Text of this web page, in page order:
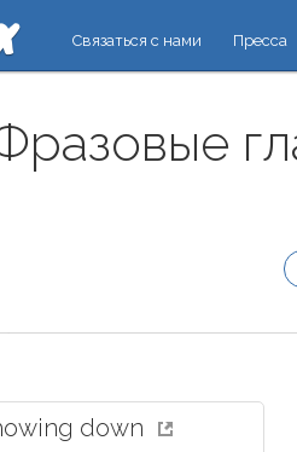
Связаться с нами Пресса
down